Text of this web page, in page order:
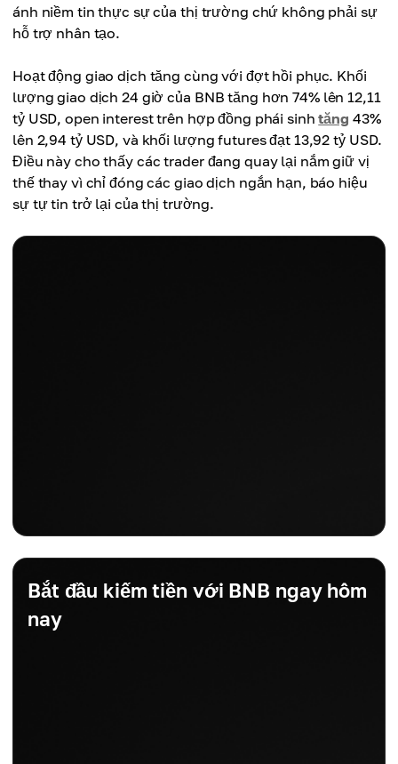
ánh niềm tin thực sự của thị trường chứ không phải sự
hỗ trợ nhân tạo.
Hoạt động giao dịch tăng cùng với đợt hồi phục. Khối
lượng giao dịch 24 giờ của BNB tăng hơn 74% lên 12,11
tỷ USD, open interest trên hợp đồng phái sinhtăng 43%
lên 2,94 tỷ USD, và khối lượng futures đạt 13,92 tỷ USD.
Điều này cho thấy các trader đang quay lại nắm giữ vị
thế thay vì chỉ đóng các giao dịch ngắn hạn, báo hiệu
sự tự tin trở lại của thị trường.
Bắt đầu kiếm tiền với BNB ngay hôm
nay